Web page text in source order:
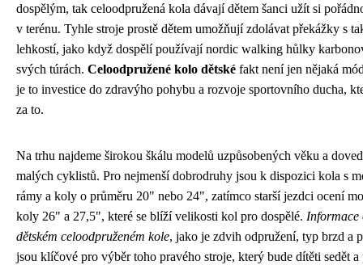
dospělým, tak celoodpružená kola dávají dětem šanci užít si
v terénu. Tyhle stroje prostě dětem umožňují zdolávat překážky s
lehkostí, jako když dospělí používají nordic walking hůlky
svých túrách. Celoodpružené kolo dětské fakt není jen nějaká
je to investice do zdravýho pohybu a rozvoje sportovního ducha,
za to.
Na trhu najdeme širokou škálu modelů uzpůsobených věku a
malých cyklistů. Pro nejmenší dobrodruhy jsou k dispozici kola s
rámy a koly o průměru 20" nebo 24", zatímco starší jezdci ocení
koly 26" a 27,5", které se blíží velikosti kol pro dospělé. Informace
dětském celoodpruženém kole, jako je zdvih odpružení, typ brzd a
jsou klíčové pro výběr toho pravého stroje, který bude dítěti sedět a